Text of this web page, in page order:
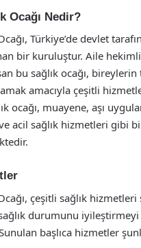
Ocağı Nedir?
Türkiye’de devlet
bir kuruluştur. Aile
bu sağlık ocağı, bireylerin
amacıyla çeşitli
ocağı, muayene, aşı
acil sağlık hizmetleri gibi
çeşitli sağlık
durumunu iyileştirmeyi
başlıca hizmetler